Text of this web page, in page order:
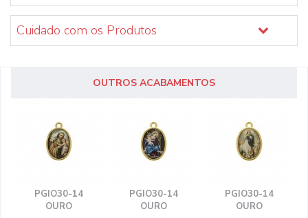
Cuidado com os Produtos
OUTROS ACABAMENTOS
PGIO30-14
OURO
PGIO30-14
OURO
PGIO30-14
OURO